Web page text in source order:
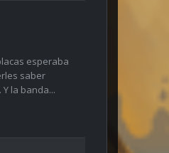
esperaba
saber
la banda...